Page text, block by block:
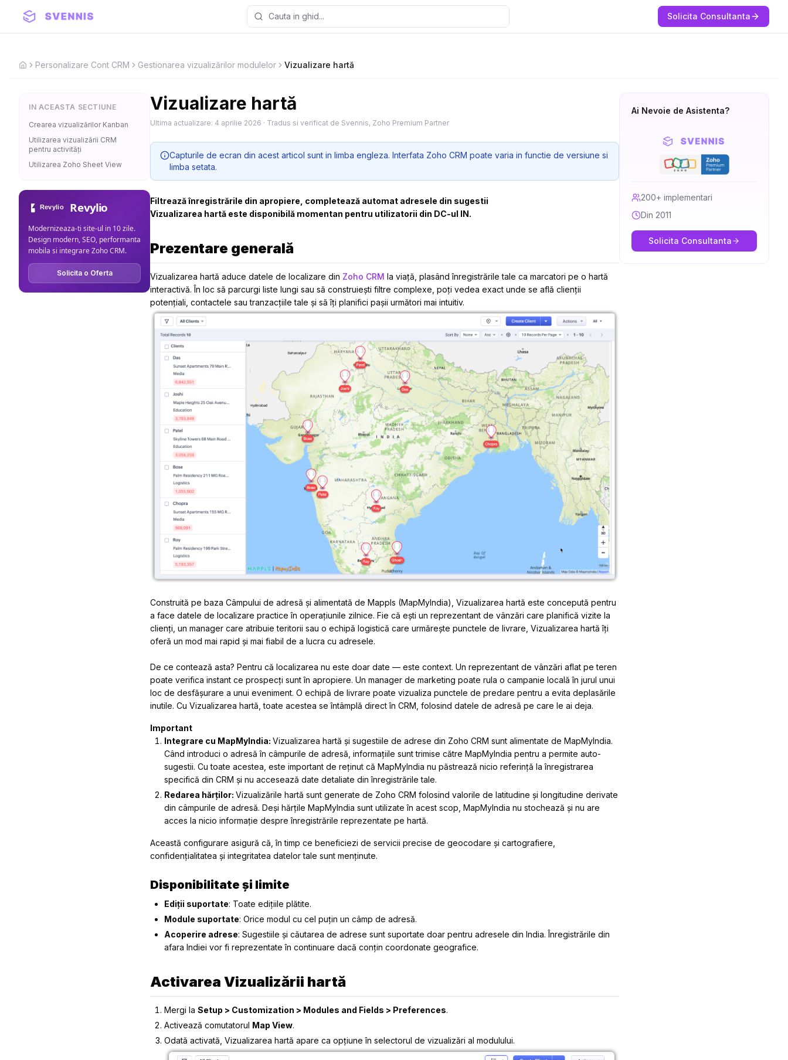
Solicita Consultanta
HomePersonalizare Cont CRM Gestionarea vizualizărilor modulelor Vizualizare hartă
IN ACEASTA SECTIUNE
Crearea vizualizărilor Kanban
Utilizarea vizualizării CRM
pentru activități
Utilizarea Zoho Sheet View
Revylio
Modernizeaza-ti site-ul in 10 zile.
Design modern, SEO, performanta
mobila si integrare Zoho CRM.
Solicita o Oferta
Vizualizare hartă
Ultima actualizare: 4 aprilie 2026 · Tradus si verificat de Svennis, Zoho Premium Partner
Capturile de ecran din acest articol sunt in limba engleza. Interfata Zoho CRM poate varia in functie de versiune si
limba setata.
Filtrează înregistrările din apropiere, completează automat adresele din sugestii
Vizualizarea hartă este disponibilă momentan pentru utilizatorii din DC-ul IN.
Prezentare generală
Vizualizarea hartă aduce datele de localizare din Zoho CRM la viață, plasând înregistrările tale ca marcatori pe o hartă
interactivă. În loc să parcurgi liste lungi sau să construiești filtre complexe, poți vedea exact unde se află clienții
potențiali, contactele sau tranzacțiile tale și să îți planifici pașii următori mai intuitiv.
Construită pe baza Câmpului de adresă și alimentată de Mappls (MapMyIndia), Vizualizarea hartă este concepută pentru
a face datele de localizare practice în operațiunile zilnice. Fie că ești un reprezentant de vânzări care planifică vizite la
clienți, un manager care atribuie teritorii sau o echipă logistică care urmărește punctele de livrare, Vizualizarea hartă îți
oferă un mod mai rapid și mai fiabil de a lucra cu adresele.
De ce contează asta? Pentru că localizarea nu este doar date — este context. Un reprezentant de vânzări aflat pe teren
poate verifica instant ce prospecți sunt în apropiere. Un manager de marketing poate rula o campanie locală în jurul unui
loc de desfășurare a unui eveniment. O echipă de livrare poate vizualiza punctele de predare pentru a evita deplasările
inutile. Cu Vizualizarea hartă, toate acestea se întâmplă direct în CRM, folosind datele de adresă pe care le ai deja.
Important
Integrare cu MapMyIndia: Vizualizarea hartă și sugestiile de adrese din Zoho CRM sunt alimentate de MapMyIndia.
Când introduci o adresă în câmpurile de adresă, informațiile sunt trimise către MapMyIndia pentru a permite auto-
sugestii. Cu toate acestea, este important de reținut că MapMyIndia nu păstrează nicio referință la înregistrarea
specifică din CRM și nu accesează date detaliate din înregistrările tale.
Redarea hărților: Vizualizările hartă sunt generate de Zoho CRM folosind valorile de latitudine și longitudine derivate
din câmpurile de adresă. Deși hărțile MapMyIndia sunt utilizate în acest scop, MapMyIndia nu stochează și nu are
acces la nicio informație despre înregistrările reprezentate pe hartă.
Această configurare asigură că, în timp ce beneficiezi de servicii precise de geocodare și cartografiere,
confidențialitatea și integritatea datelor tale sunt menținute.
Disponibilitate și limite
Ediții suportate: Toate edițiile plătite.
Module suportate: Orice modul cu cel puțin un câmp de adresă.
Acoperire adrese: Sugestiile și căutarea de adrese sunt suportate doar pentru adresele din India. Înregistrările din
afara Indiei vor fi reprezentate în continuare dacă conțin coordonate geografice.
Activarea Vizualizării hartă
Mergi la Setup > Customization > Modules and Fields > Preferences.
Activează comutatorul Map View.
Odată activată, Vizualizarea hartă apare ca opțiune în selectorul de vizualizări al modulului.
Ai Nevoie de Asistenta?
200+ implementari
Din 2011
Solicita Consultanta